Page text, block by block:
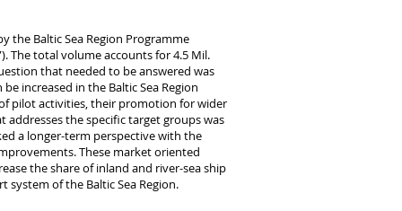
the Baltic Sea Region Programme
The total volume accounts for 4.5 Mil.
that needed to be answered was
increased in the Baltic Sea Region
pilot activities, their promotion for wider
the specific target groups was
a longer-term perspective with the
These market oriented
the share of inland and river-sea ship
of the Baltic Sea Region.